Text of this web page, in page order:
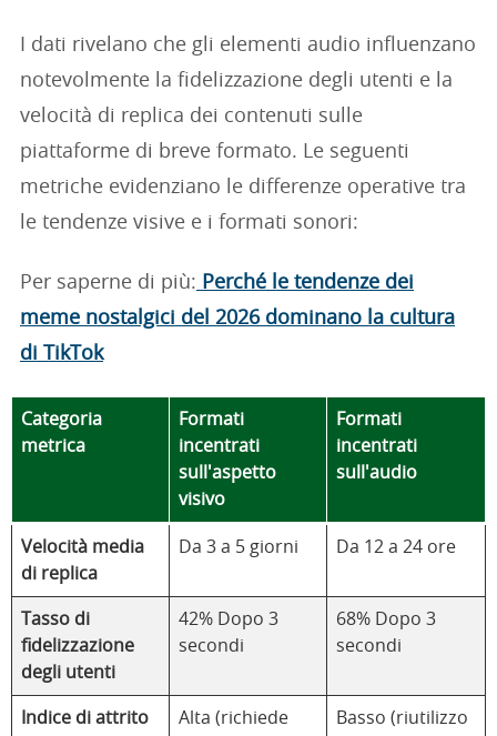
I dati rivelano che gli elementi audio influenzano
notevolmente la fidelizzazione degli utenti e la
velocità di replica dei contenuti sulle
piattaforme di breve formato. Le seguenti
metriche evidenziano le differenze operative tra
le tendenze visive e i formati sonori:
Per saperne di più: Perché le tendenze dei
meme nostalgici del 2026 dominano la cultura
di TikTok
Categoria
metrica
Formati
incentrati
sull'aspetto
visivo
Formati
incentrati
sull'audio
Velocità media
di replica
Da 3 a 5 giorni Da 12 a 24 ore
Tasso di
fidelizzazione
degli utenti
42% Dopo 3
secondi
68% Dopo 3
secondi
Indice di attrito Alta (richiede Basso (riutilizzo